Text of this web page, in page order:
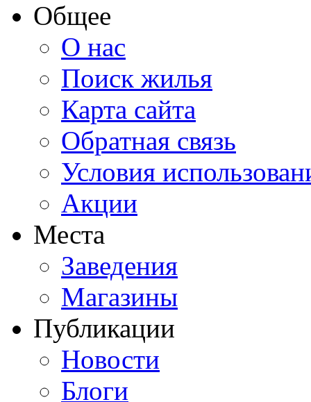
Общее
О нас
Поиск жилья
Карта сайта
Обратная связь
Условия
Акции
Места
Заведения
Магазины
Публикации
Новости
Блоги